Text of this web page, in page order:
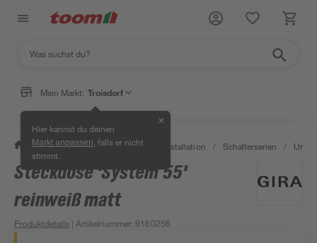
Mein Markt: Troisdorf
Hier kannst du deinen
Markt anpassen , falls er nicht
stimmt.
✕
/ Bauen & Renovieren / Elektroinstallation / Schalterserien /
Steckdose 'System 55'
reinweiß matt
Produktdetails | Artikelnummer:9160256